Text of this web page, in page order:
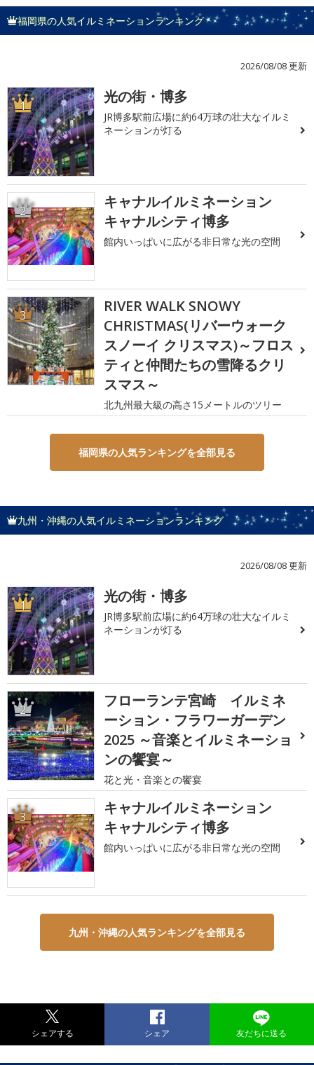
福岡県の人気イルミネーションランキング
2026/08/08 更新
1 光の街・博多
JR博多駅前広場に約64万球の壮大なイルミ
ネーションが灯る
2
キャナルイルミネーション
キャナルシティ博多
館内いっぱいに広がる非日常な光の空間
3
RIVER WALK SNOWY
CHRISTMAS(リバーウォーク
スノーイ クリスマス)～フロス
ティと仲間たちの雪降るクリ
スマス～
北九州最大級の高さ15メートルのツリー
福岡県の人気ランキングを全部見る
九州・沖縄の人気イルミネーションランキング
2026/08/08 更新
1 光の街・博多
JR博多駅前広場に約64万球の壮大なイルミ
ネーションが灯る
2
フローランテ宮崎 イルミネ
ーション・フラワーガーデン
2025 ～音楽とイルミネーショ
ンの饗宴～
花と光・音楽との饗宴
3
キャナルイルミネーション
キャナルシティ博多
館内いっぱいに広がる非日常な光の空間
九州・沖縄の人気ランキングを全部見る
シェアする シェア 友だちに送る